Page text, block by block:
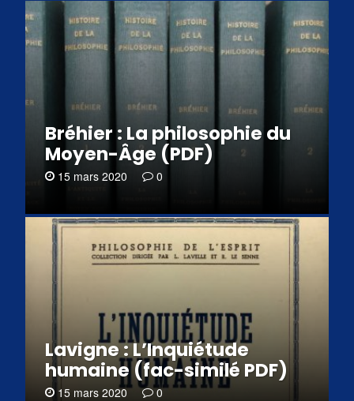
Bréhier : La philosophie du
Moyen-Âge (PDF)
15 mars 2020 0
Lavigne : L’Inquiétude
humaine (fac-similé PDF)
15 mars 2020 0